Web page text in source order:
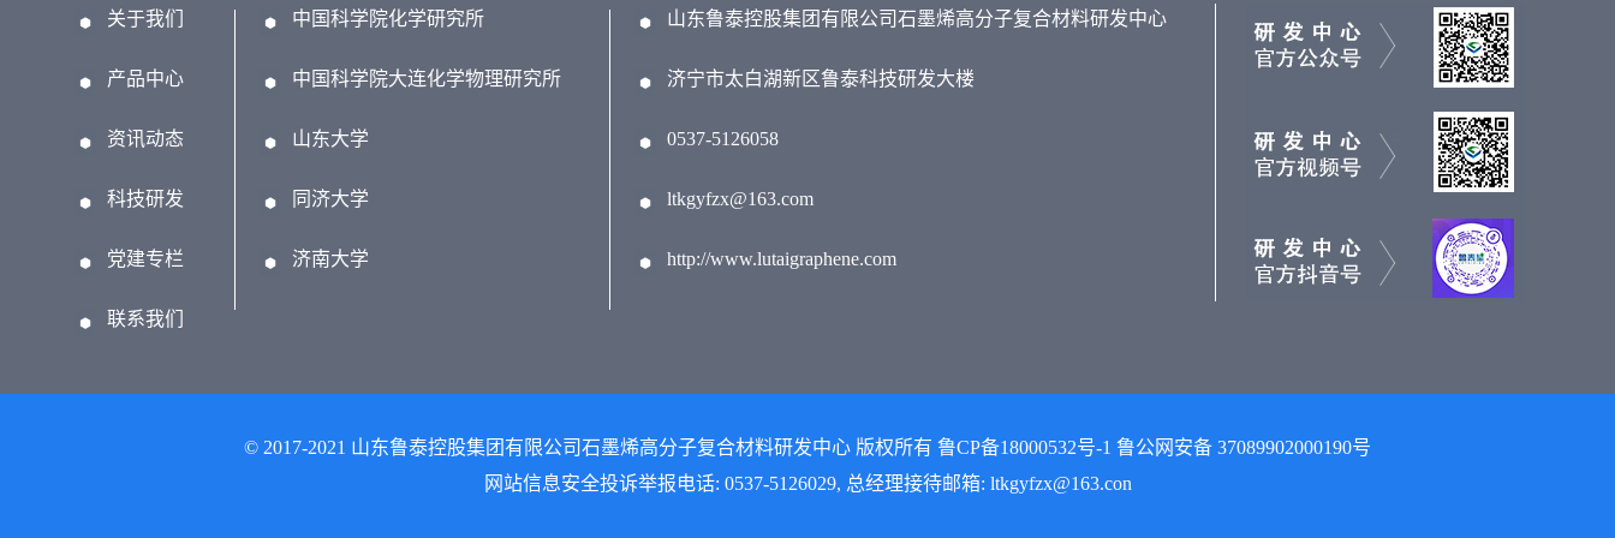
关于我们
产品中心
资讯动态
科技研发
党建专栏
联系我们
中国科学院化学研究所
中国科学院大连化学物理研究所
山东大学
同济大学
济南大学
山东鲁泰控股集团有限公司石墨烯高分子复合材料研发中心
济宁市太白湖新区鲁泰科技研发大楼
0537-5126058
ltkgyfzx@163.com
http://www.lutaigraphene.com
© 2017-2021 山东鲁泰控股集团有限公司石墨烯高分子复合材料研发中心 版权所有 鲁CP备18000532号-1 鲁公网安备 37089902000190号
网站信息安全投诉举报电话: 0537-5126029, 总经理接待邮箱: ltkgyfzx@163.con